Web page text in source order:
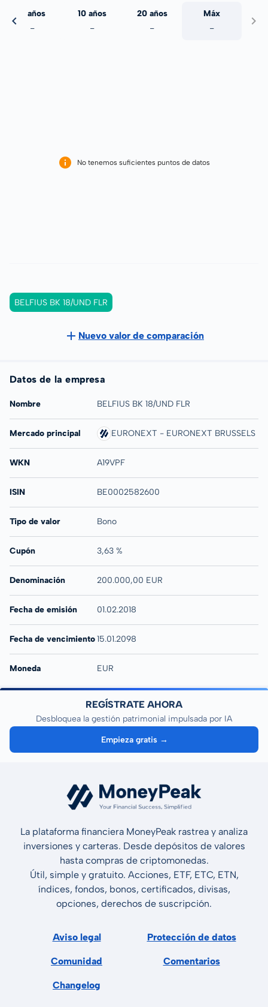
5 años
-
10 años
-
20 años
-
Máx
-
No tenemos suficientes puntos de datos
BELFIUS BK 18/UND FLR
Nuevo valor de comparación
Datos de la empresa
Nombre BELFIUS BK 18/UND FLR
Mercado principal EURONEXT - EURONEXT BRUSSELS
WKN A19VPF
ISIN BE0002582600
Tipo de valor Bono
Cupón 3,63 %
Denominación 200.000,00 EUR
Fecha de emisión 01.02.2018
Fecha de vencimiento15.01.2098
Moneda EUR
REGÍSTRATE AHORA
Desbloquea la gestión patrimonial impulsada por IA
Empieza gratis →
La plataforma financiera MoneyPeak rastrea y analiza
inversiones y carteras. Desde depósitos de valores
hasta compras de criptomonedas.
Útil, simple y gratuito. Acciones, ETF, ETC, ETN,
índices, fondos, bonos, certificados, divisas,
opciones, derechos de suscripción.
Aviso legal Protección de datos
Comunidad Comentarios
Changelog